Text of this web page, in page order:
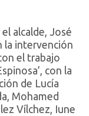
alcalde, José
la intervención
el trabajo
con la
de Lucía
Mohamed
Vílchez, Iune